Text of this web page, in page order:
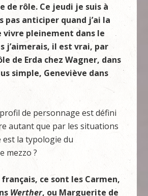
de rôle. Ce jeudi je suis à
pas anticiper quand j’ai la
vivre pleinement dans le
j’aimerais, il est vrai, par
de Erda chez Wagner, dans
simple, Geneviève dans
de personnage est défini
autant que par les situations
est la typologie du
mezzo ?
français, ce sont les Carmen,
Werther, ou Marguerite de